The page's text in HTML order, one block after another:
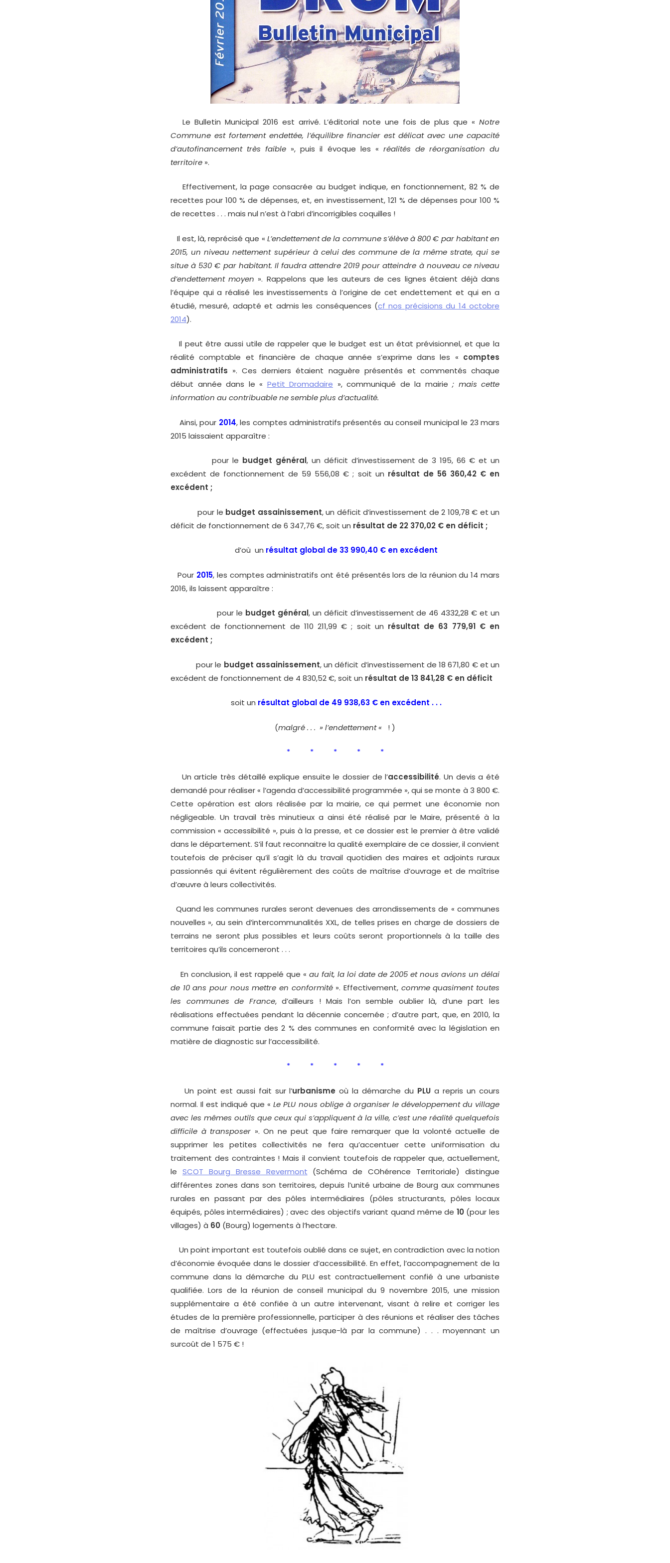
Le Bulletin Municipal 2016 est arrivé. L’éditorial note une fois de plus que « Notre
Commune est fortement endettée, l’équilibre financier est délicat avec une capacité
d’autofinancement très faible », puis il évoque les « réalités de réorganisation du
territoire ».
Effectivement, la page consacrée au budget indique, en fonctionnement, 82 % de
recettes pour 100 % de dépenses, et, en investissement, 121 % de dépenses pour 100 %
de recettes . . . mais nul n’est à l’abri d’incorrigibles coquilles !
Il est, là, reprécisé que « L’endettement de la commune s’élève à 800 € par habitant en
2015, un niveau nettement supérieur à celui des commune de la même strate, qui se
situe à 530 € par habitant. Il faudra attendre 2019 pour atteindre à nouveau ce niveau
d’endettement moyen ». Rappelons que les auteurs de ces lignes étaient déjà dans
l’équipe qui a réalisé les investissements à l’origine de cet endettement et qui en a
étudié, mesuré, adapté et admis les conséquences (cf nos précisions du 14 octobre
2014).
Il peut être aussi utile de rappeler que le budget est un état prévisionnel, et que la
réalité comptable et financière de chaque année s’exprime dans les « comptes
administratifs ». Ces derniers étaient naguère présentés et commentés chaque
début année dans le « Petit Dromadaire », communiqué de la mairie ; mais cette
information au contribuable ne semble plus d’actualité.
Ainsi, pour 2014, les comptes administratifs présentés au conseil municipal le 23 mars
2015 laissaient apparaître :
pour le budget général, un déficit d’investissement de 3 195, 66 € et un
excédent de fonctionnement de 59 556,08 € ; soit un résultat de 56 360,42 € en
excédent ;
pour le budget assainissement, un déficit d’investissement de 2 109,78 € et un
déficit de fonctionnement de 6 347,76 €, soit un résultat de 22 370,02 € en déficit ;
d’où un résultat global de 33 990,40 € en excédent
Pour 2015, les comptes administratifs ont été présentés lors de la réunion du 14 mars
2016, ils laissent apparaître :
pour le budget général, un déficit d’investissement de 46 4332,28 € et un
excédent de fonctionnement de 110 211,99 € ; soit un résultat de 63 779,91 € en
excédent ;
pour le budget assainissement, un déficit d’investissement de 18 671,80 € et un
excédent de fonctionnement de 4 830,52 €, soit un résultat de 13 841,28 € en déficit
soit un résultat global de 49 938,63 € en excédent . . .
(malgré . . . » l’endettement « ! )
* * * * *
Un article très détaillé explique ensuite le dossier de l’accessibilité. Un devis a été
demandé pour réaliser « l’agenda d’accessibilité programmée », qui se monte à 3 800 €.
Cette opération est alors réalisée par la mairie, ce qui permet une économie non
négligeable. Un travail très minutieux a ainsi été réalisé par le Maire, présenté à la
commission « accessibilité », puis à la presse, et ce dossier est le premier à être validé
dans le département. S’il faut reconnaitre la qualité exemplaire de ce dossier, il convient
toutefois de préciser qu’il s’agit là du travail quotidien des maires et adjoints ruraux
passionnés qui évitent régulièrement des coûts de maîtrise d’ouvrage et de maîtrise
d’œuvre à leurs collectivités.
Quand les communes rurales seront devenues des arrondissements de « communes
nouvelles », au sein d’intercommunalités XXL, de telles prises en charge de dossiers de
terrains ne seront plus possibles et leurs coûts seront proportionnels à la taille des
territoires qu’ils concerneront . . .
En conclusion, il est rappelé que « au fait, la loi date de 2005 et nous avions un délai
de 10 ans pour nous mettre en conformité ». Effectivement, comme quasiment toutes
les communes de France, d’ailleurs ! Mais l’on semble oublier là, d’une part les
réalisations effectuées pendant la décennie concernée ; d’autre part, que, en 2010, la
commune faisait partie des 2 % des communes en conformité avec la législation en
matière de diagnostic sur l’accessibilité.
* * * * *
Un point est aussi fait sur l’urbanisme où la démarche du PLU a repris un cours
normal. Il est indiqué que «Le PLU nous oblige à organiser le développement du village
avec les mêmes outils que ceux qui s’appliquent à la ville, c’est une réalité quelquefois
difficile à transposer ». On ne peut que faire remarquer que la volonté actuelle de
supprimer les petites collectivités ne fera qu’accentuer cette uniformisation du
traitement des contraintes ! Mais il convient toutefois de rappeler que, actuellement,
le SCOT Bourg Bresse Revermont (Schéma de COhérence Territoriale) distingue
différentes zones dans son territoires, depuis l’unité urbaine de Bourg aux communes
rurales en passant par des pôles intermédiaires (pôles structurants, pôles locaux
équipés, pôles intermédiaires) ; avec des objectifs variant quand même de 10(pour les
villages) à 60 (Bourg) logements à l’hectare.
Un point important est toutefois oublié dans ce sujet, en contradiction avec la notion
d’économie évoquée dans le dossier d’accessibilité. En effet, l’accompagnement de la
commune dans la démarche du PLU est contractuellement confié à une urbaniste
qualifiée. Lors de la réunion de conseil municipal du 9 novembre 2015, une mission
supplémentaire a été confiée à un autre intervenant, visant à relire et corriger les
études de la première professionnelle, participer à des réunions et réaliser des tâches
de maîtrise d’ouvrage (effectuées jusque-là par la commune) . . . moyennant un
surcoût de 1 575 € !